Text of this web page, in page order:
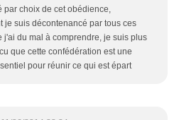
par choix de cet obédience,
je suis décontenancé par tous ces
j'ai du mal à comprendre, je suis plus
que cette confédération est une
pour réunir ce qui est épart